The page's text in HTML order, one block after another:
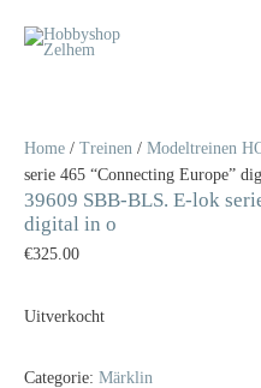
naar
Home / Treinen / Modeltreinen
serie 465 “Connecting Europe”
39609 SBB-BLS. E-lok
digital in o
€325.00
Uitverkocht
Categorie: Märklin